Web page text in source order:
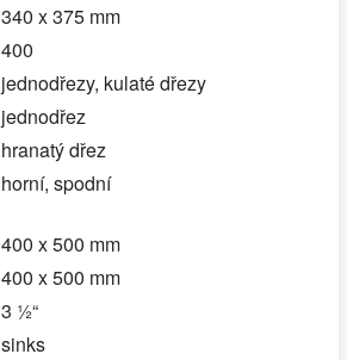
340 x 375 mm
400
jednodřezy, kulaté dřezy
jednodřez
hranatý dřez
horní, spodní
400 x 500 mm
400 x 500 mm
3 ½“
sinks